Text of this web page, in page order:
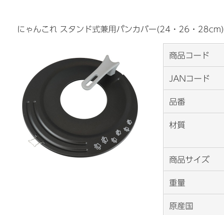
にゃんこれ スタンド式兼用パンカバー(24・26・28cm)
商品コード
JANコード
品番
材質
商品サイズ
重量
原産国